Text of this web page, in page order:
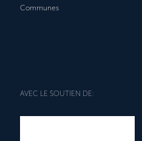
Communes
AVEC LE SOUTIEN DE: